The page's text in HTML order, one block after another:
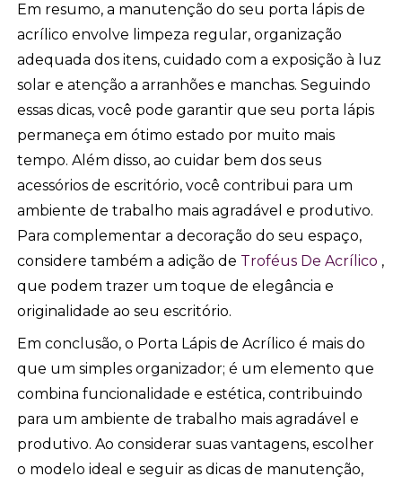
Em resumo, a manutenção do seu porta lápis de
acrílico envolve limpeza regular, organização
adequada dos itens, cuidado com a exposição à luz
solar e atenção a arranhões e manchas. Seguindo
essas dicas, você pode garantir que seu porta lápis
permaneça em ótimo estado por muito mais
tempo. Além disso, ao cuidar bem dos seus
acessórios de escritório, você contribui para um
ambiente de trabalho mais agradável e produtivo.
Para complementar a decoração do seu espaço,
considere também a adição de Troféus De Acrílico ,
que podem trazer um toque de elegância e
originalidade ao seu escritório.
Em conclusão, o Porta Lápis de Acrílico é mais do
que um simples organizador; é um elemento que
combina funcionalidade e estética, contribuindo
para um ambiente de trabalho mais agradável e
produtivo. Ao considerar suas vantagens, escolher
o modelo ideal e seguir as dicas de manutenção,